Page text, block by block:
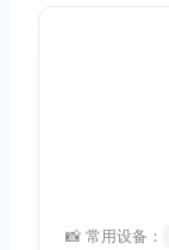
📸 常用设备：